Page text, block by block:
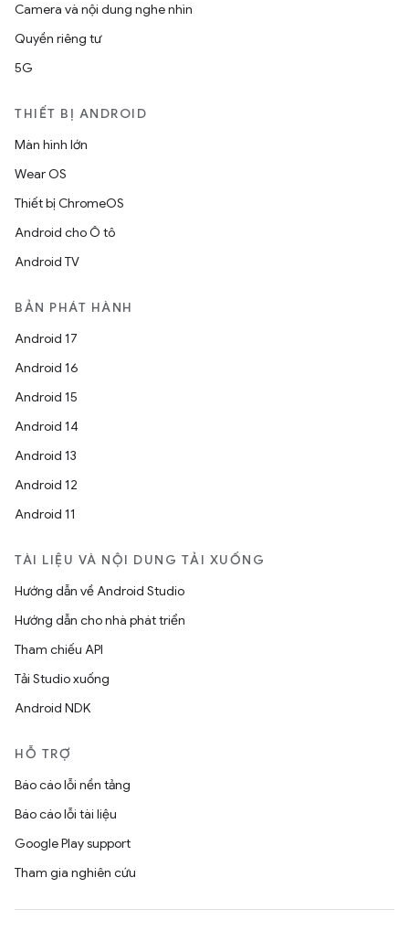
Camera và nội dung nghe nhìn
Quyền riêng tư
5G
THIẾT BỊ ANDROID
Màn hình lớn
Wear OS
Thiết bị ChromeOS
Android cho Ô tô
Android TV
BẢN PHÁT HÀNH
Android 17
Android 16
Android 15
Android 14
Android 13
Android 12
Android 11
TÀI LIỆU VÀ NỘI DUNG TẢI XUỐNG
Hướng dẫn về Android Studio
Hướng dẫn cho nhà phát triển
Tham chiếu API
Tải Studio xuống
Android NDK
HỖ TRỢ
Báo cáo lỗi nền tảng
Báo cáo lỗi tài liệu
Google Play support
Tham gia nghiên cứu